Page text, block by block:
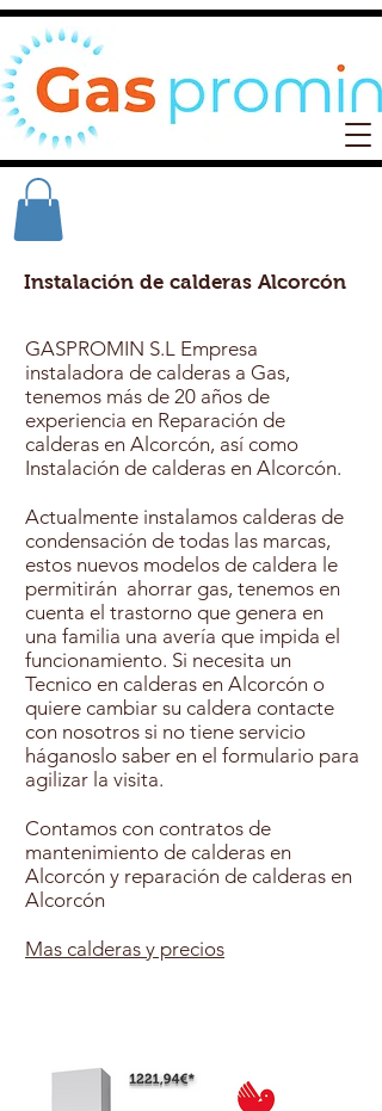
Instalación de calderas Alcorcón
GASPROMIN S.L Empresa
instaladora de calderas a Gas,
tenemos más de 20 años de
experiencia en Reparación de
calderas en Alcorcón, así como
Instalación de calderas en Alcorcón.
Actualmente instalamos calderas de
condensación de todas las marcas,
estos nuevos modelos de caldera le
permitirán ahorrar gas, tenemos en
cuenta el trastorno que genera en
una familia una avería que impida el
funcionamiento. Si necesita un
Tecnico en calderas en Alcorcón o
quiere cambiar su caldera contacte
con nosotros si no tiene servicio
háganoslo saber en el formulario para
agilizar la visita.
Contamos con contratos de
mantenimiento de calderas en
Alcorcón y reparación de calderas en
Alcorcón
Mas calderas y precios